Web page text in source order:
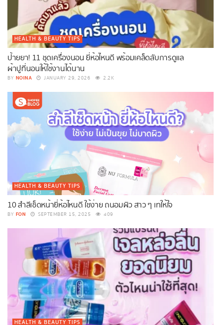
HEALTH & BEAUTY TIPS
ป้ายยา! 11 ชุดเครื่องนอน ยี่ห้อไหนดี พร้อมเคล็ดลับการดูแล
ผ้าปูที่นอนให้ใช้งานได้นาน
BY NOINA JANUARY 29, 2026 2.2K
HEALTH & BEAUTY TIPS
10 สำลีเช็ดหน้ายี่ห้อไหนดี ใช้ง่าย ถนอมผิว สาว ๆ เทให้ใจ
BY FON SEPTEMBER 15, 2025 409
HEALTH & BEAUTY TIPS